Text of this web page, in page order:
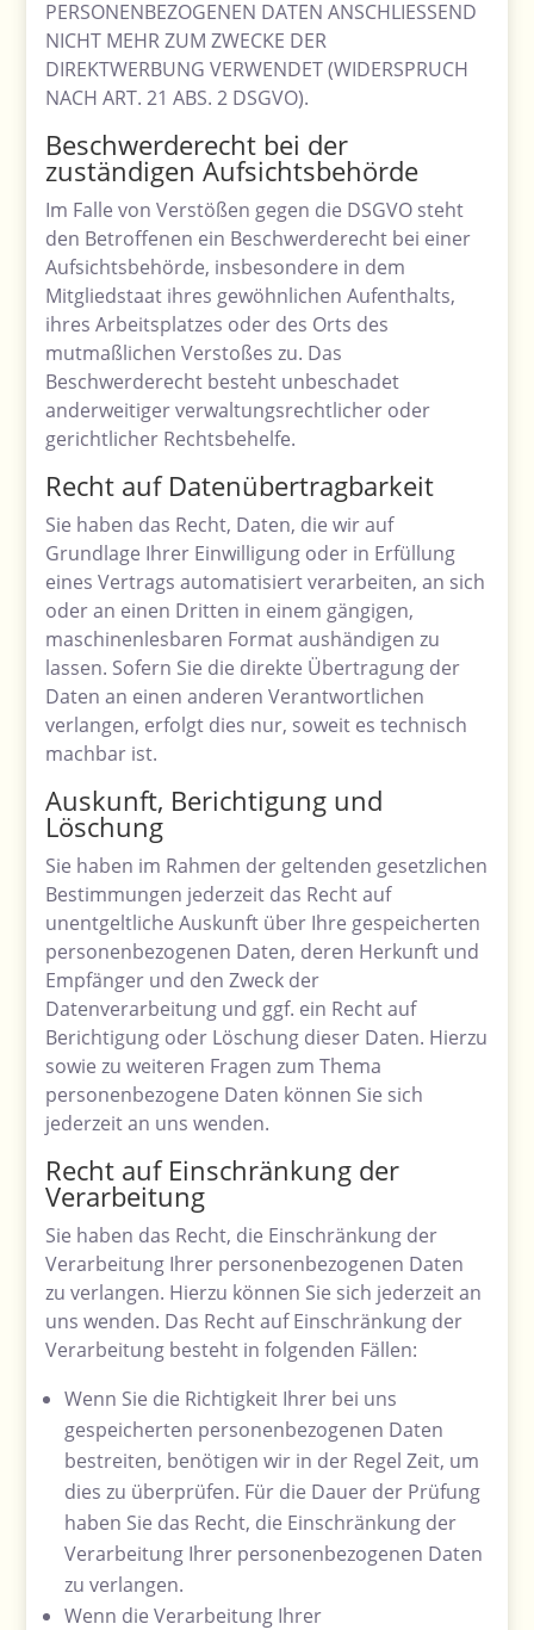
PERSONENBEZOGENEN DATEN ANSCHLIESSEND
NICHT MEHR ZUM ZWECKE DER
DIREKTWERBUNG VERWENDET (WIDERSPRUCH
NACH ART. 21 ABS. 2 DSGVO).
Beschwerde­recht bei der
zuständigen Aufsichts­behörde
Im Falle von Verstößen gegen die DSGVO steht
den Betroffenen ein Beschwerderecht bei einer
Aufsichtsbehörde, insbesondere in dem
Mitgliedstaat ihres gewöhnlichen Aufenthalts,
ihres Arbeitsplatzes oder des Orts des
mutmaßlichen Verstoßes zu. Das
Beschwerderecht besteht unbeschadet
anderweitiger verwaltungsrechtlicher oder
gerichtlicher Rechtsbehelfe.
Recht auf Daten­übertrag­barkeit
Sie haben das Recht, Daten, die wir auf
Grundlage Ihrer Einwilligung oder in Erfüllung
eines Vertrags automatisiert verarbeiten, an sich
oder an einen Dritten in einem gängigen,
maschinenlesbaren Format aushändigen zu
lassen. Sofern Sie die direkte Übertragung der
Daten an einen anderen Verantwortlichen
verlangen, erfolgt dies nur, soweit es technisch
machbar ist.
Auskunft, Berichtigung und
Löschung
Sie haben im Rahmen der geltenden gesetzlichen
Bestimmungen jederzeit das Recht auf
unentgeltliche Auskunft über Ihre gespeicherten
personenbezogenen Daten, deren Herkunft und
Empfänger und den Zweck der
Datenverarbeitung und ggf. ein Recht auf
Berichtigung oder Löschung dieser Daten. Hierzu
sowie zu weiteren Fragen zum Thema
personenbezogene Daten können Sie sich
jederzeit an uns wenden.
Recht auf Einschränkung der
Verarbeitung
Sie haben das Recht, die Einschränkung der
Verarbeitung Ihrer personenbezogenen Daten
zu verlangen. Hierzu können Sie sich jederzeit an
uns wenden. Das Recht auf Einschränkung der
Verarbeitung besteht in folgenden Fällen:
Wenn Sie die Richtigkeit Ihrer bei uns
gespeicherten personenbezogenen Daten
bestreiten, benötigen wir in der Regel Zeit, um
dies zu überprüfen. Für die Dauer der Prüfung
haben Sie das Recht, die Einschränkung der
Verarbeitung Ihrer personenbezogenen Daten
zu verlangen.
Wenn die Verarbeitung Ihrer